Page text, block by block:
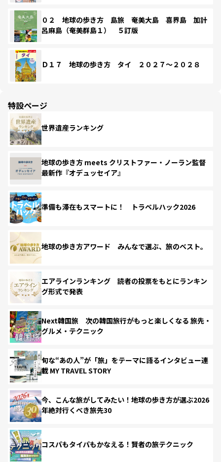
０２ 地球の歩き方 島旅 奄美大島 喜界島 加計
呂麻島（奄美群島１） ５訂版
Ｄ１７ 地球の歩き方 タイ ２０２７～２０２８
特設ページ
世界遺産ランキング
地球の歩き方 meets クリストファー・ノーラン監督
最新作『オデュッセイア』
準備も滞在もスマートに！ トラベルハック2026
地球の歩き方アワード みんなで選ぶ、旅のベスト。
エアラインランキング 読者の投票をもとにランキン
グ形式で発表
Next韓国旅 次の韓国旅行がもっと楽しくなる 旅先・
グルメ・テクニック
旬な“あの人”が「旅」をテーマに語るインタビュー連
載 MY TRAVEL STORY
今、こんな旅がしてみたい！地球の歩き方が選ぶ2026
年絶対行くべき旅先30
コスパもタイパもかなえる！賢者の旅テクニック